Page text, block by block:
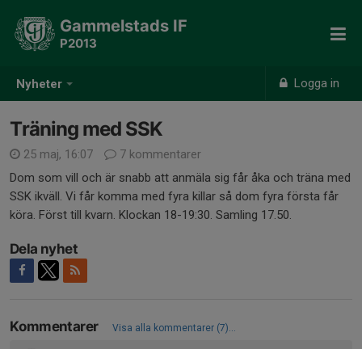
Nyheter Logga in
Gammelstads IF
P2013
Träning med SSK
25 maj, 16:07
7 kommentarer
Dom som vill och är snabb att anmäla sig får åka och träna med
SSK ikväll. Vi får komma med fyra killar så dom fyra första får
köra. Först till kvarn. Klockan 18-19:30. Samling 17.50.
Dela nyhet
Kommentarer Visa alla kommentarer (7)...